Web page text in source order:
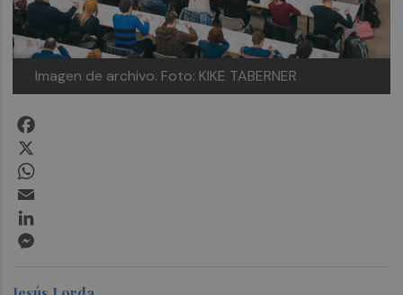
Imagen de archivo. Foto: KIKE TABERNER